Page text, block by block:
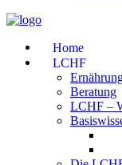
Home
LCHF
Beratung
LCHF –